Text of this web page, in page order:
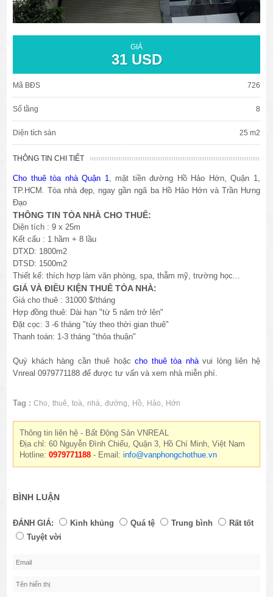
GIÁ
31 USD
Mã BĐS 726
Số tầng 8
Diện tích sàn 25 m2
THÔNG TIN CHI TIẾT
Cho thuê tòa nhà Quận 1, mặt tiền đường Hồ Hảo Hớn, Quận 1,
TP.HCM. Tòa nhà đẹp, ngay gần ngã ba Hồ Hảo Hớn và Trần Hưng
Đạo
THÔNG TIN TÒA NHÀ CHO THUÊ:
Diện tích : 9 x 25m
Kết cấu : 1 hầm + 8 lầu
DTXD: 1800m2
DTSD: 1500m2
Thiết kế: thích hợp làm văn phòng, spa, thẫm mỹ, trường học...
GIÁ VÀ ĐIỀU KIỆN THUÊ TÒA NHÀ:
Giá cho thuê : 31000 $/tháng
Hợp đồng thuê: Dài hạn "từ 5 năm trở lên"
Đặt cọc: 3 -6 tháng "tùy theo thời gian thuê"
Thanh toán: 1-3 tháng "thỏa thuận"
Quý khách hàng cần thuê hoặccho thuê tòa nhàvui lòng liên hệ
Vnreal 0979771188 để được tư vấn và xem nhà miễn phí.
Tag : Cho,thuê,toà, nhà,đường, Hồ, Hảo, Hớn
Thông tin liên hệ - Bất Động Sản VNREAL
Địa chỉ: 60 Nguyễn Đình Chiểu, Quận 3, Hồ Chí Minh, Việt Nam
Hotline:0979771188 - Email:info@vanphongchothue.vn
BÌNH LUẬN
ĐÁNH GIÁ: Kinh khủng Quá tệ Trung bình
Rất tốt
Tuyệt vời